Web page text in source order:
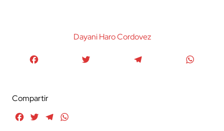
Dayani Haro Cordovez
Compartir
FacebookTwitterTelegram